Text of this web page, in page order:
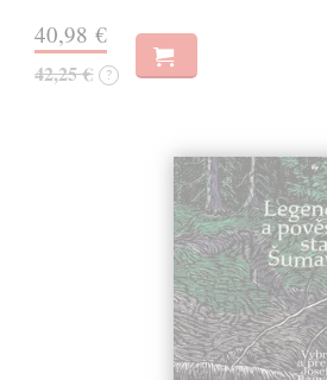
40,98 €
42,25 € ?